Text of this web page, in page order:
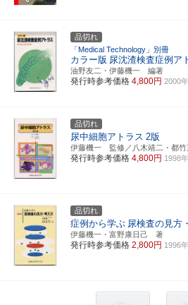
品切れ
「Medical Technology」別冊
カラー版 尿沈渣検査症例ア
油野友二・伊藤機一 編著
発行時参考価格 4,800円 2000
品切れ
尿中細胞アトラス 2版
伊藤機一 監修／八木靖二・都
発行時参考価格 4,800円 1998
品切れ
症例から学ぶ 尿検査の見方
伊藤機一・富野康日己 著
発行時参考価格 2,800円 1996